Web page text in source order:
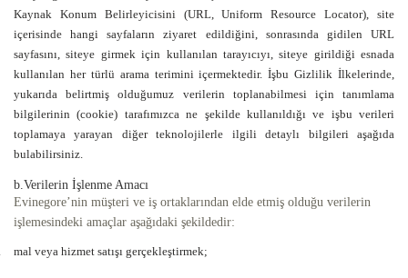
Kaynak Konum Belirleyicisini (URL, Uniform Resource Locator), site
içerisinde hangi sayfaların ziyaret edildiğini, sonrasında gidilen URL
sayfasını, siteye girmek için kullanılan tarayıcıyı, siteye girildiği esnada
kullanılan her türlü arama terimini içermektedir. İşbu Gizlilik İlkelerinde,
yukarıda belirtmiş olduğumuz verilerin toplanabilmesi için tanımlama
bilgilerinin (cookie) tarafımızca ne şekilde kullanıldığı ve işbu verileri
toplamaya yarayan diğer teknolojilerle ilgili detaylı bilgileri aşağıda
bulabilirsiniz.
b.Verilerin İşlenme Amacı
Evinegore’nin müşteri ve iş ortaklarından elde etmiş olduğu verilerin
işlemesindeki amaçlar aşağıdaki şekildedir:
mal veya hizmet satışı gerçekleştirmek;